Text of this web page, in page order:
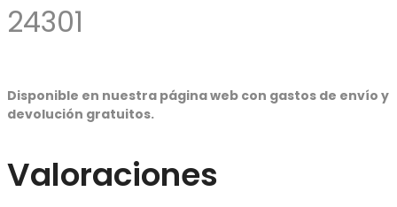
24301
Disponible en nuestra página web con gastos de envío y
devolución gratuitos.
Valoraciones